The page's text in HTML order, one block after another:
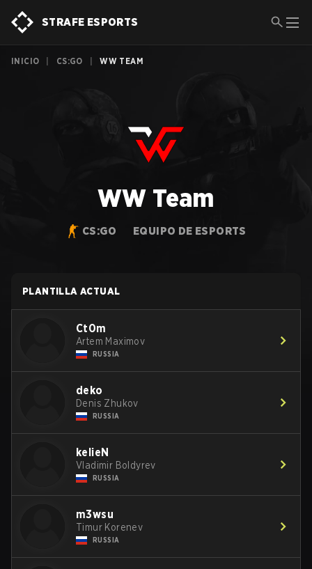
STRAFE ESPORTS
INICIO CS:GO WW TEAM
WW Team
CS:GO EQUIPO DE ESPORTS
PLANTILLA ACTUAL
Ct0m
Artem Maximov
RUSSIA
deko
Denis Zhukov
RUSSIA
kelieN
Vladimir Boldyrev
RUSSIA
m3wsu
Timur Korenev
RUSSIA